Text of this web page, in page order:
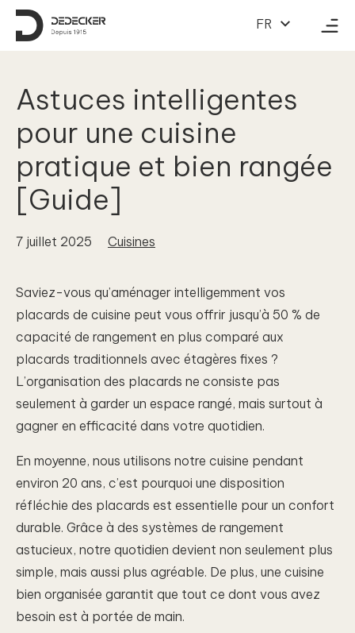
Au contenu
FR
Astuces intelligentes
pour une cuisine
pratique et bien rangée
[Guide]
7 juillet 2025 Cuisines
Saviez-vous qu’aménager intelligemment vos
placards de cuisine peut vous offrir jusqu’à 50 % de
capacité de rangement en plus comparé aux
placards traditionnels avec étagères fixes ?
L’organisation des placards ne consiste pas
seulement à garder un espace rangé, mais surtout à
gagner en efficacité dans votre quotidien.
En moyenne, nous utilisons notre cuisine pendant
environ 20 ans, c’est pourquoi une disposition
réfléchie des placards est essentielle pour un confort
durable. Grâce à des systèmes de rangement
astucieux, notre quotidien devient non seulement plus
simple, mais aussi plus agréable. De plus, une cuisine
bien organisée garantit que tout ce dont vous avez
besoin est à portée de main.